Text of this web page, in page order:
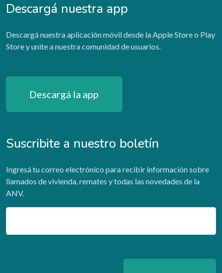
Descargá nuestra app
Descargá nuestra aplicación móvil desde la Apple Store o Play
Store y unite a nuestra comunidad de usuarios.
Descargá la app
Suscribite a nuestro boletín
Ingresá tu correo electrónico para recibir información sobre
llamados de vivienda, remates y todas las novedades de la
ANV.
Email